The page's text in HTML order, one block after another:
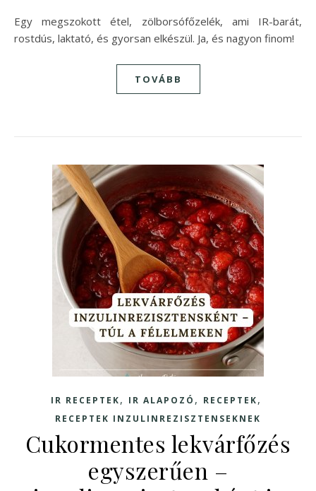
Egy megszokott étel, zölborsófőzelék, ami IR-barát,
rostdús, laktató, és gyorsan elkészül. Ja, és nagyon finom!
TOVÁBB
IR RECEPTEK, IR ALAPOZÓ , RECEPTEK,
RECEPTEK INZULINREZISZTENSEKNEK
Cukormentes lekvárfőzés
egyszerűen –